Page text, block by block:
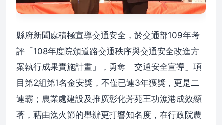
縣府新聞處積極宣導交通安全，於交通部109年考
評「108年度院頒道路交通秩序與交通安全改進方
案執行成果實施計畫」，勇奪「交通安全宣導」項
目第2組第1名金安獎，不僅已連3年獲獎，更是二
連霸；農業處建設及推廣彰化芳苑王功漁港成效顯
著，藉由漁火節的舉辦更打響知名度，在行政院農